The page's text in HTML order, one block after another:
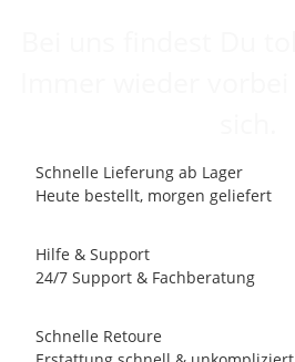
Schnelle Lieferung ab Lager
Heute bestellt, morgen geliefert
Hilfe & Support
24/7 Support & Fachberatung
Schnelle Retoure